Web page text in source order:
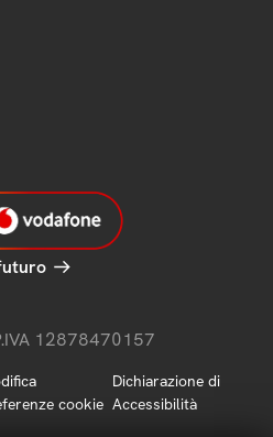
12878470157
cookie
Dichiarazione di
Accessibilità